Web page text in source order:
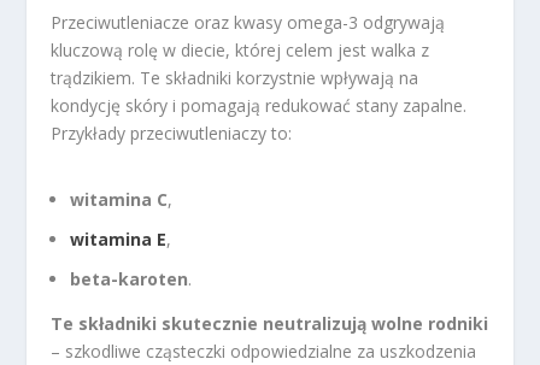
Przeciwutleniacze oraz kwasy omega-3 odgrywają
kluczową rolę w diecie, której celem jest walka z
trądzikiem. Te składniki korzystnie wpływają na
kondycję skóry i pomagają redukować stany zapalne.
Przykłady przeciwutleniaczy to:
witamina C,
witamina E,
beta-karoten.
Te składniki skutecznie neutralizują wolne rodniki
– szkodliwe cząsteczki odpowiedzialne za uszkodzenia